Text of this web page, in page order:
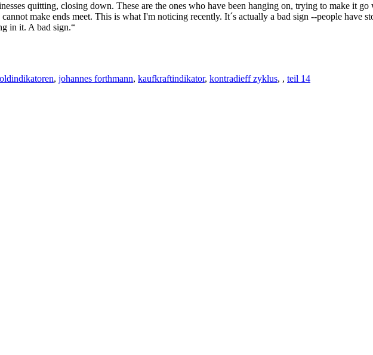
quitting, closing down. These are the ones who have been hanging on, trying to make it
make ends meet. This is what I'm noticing recently. It´s actually a bad sign --people have
in it. A bad sign.“
, johannes forthmann, kaufkraftindikator, kontradieff zyklus, , teil 14